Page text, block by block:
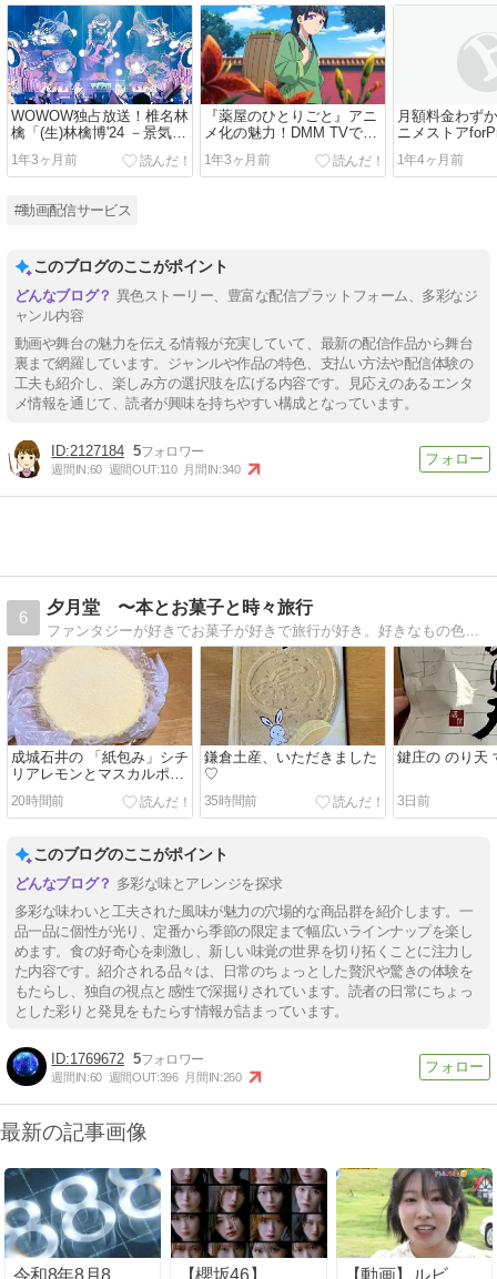
WOWOW独占放送！椎名林
檎「(生)林檎博'24 －景気の
回復－」の魅力とは？
1年3ヶ月前
『薬屋のひとりごと』アニ
メ化の魅力！DMM TVで楽
しむ毒と薬のミステリー
1年3ヶ月前
月額料金わず
ニメストア
与えるアニメ
1年4ヶ月前
#動画配信サービス
このブログのここがポイント
異色ストーリー、豊富な配信プラットフォーム、多彩なジ
ャンル内容
動画や舞台の魅力を伝える情報が充実していて、最新の配信作品から舞台
裏まで網羅しています。ジャンルや作品の特色、支払い方法や配信体験の
工夫も紹介し、楽しみ方の選択肢を広げる内容です。見応えのあるエンタ
メ情報を通じて、読者が興味を持ちやすい構成となっています。
2127184 5
週間IN:60 週間OUT:110 月間IN:340
6
夕月堂 〜本とお菓子と時々旅行
ファンタジーが好きでお菓子が好きで旅行が好き。好きなもの色々、気の向くままに綴っています。
成城石井の 「紙包み」シチ
リアレモンとマスカルポー
ネのベイクドチーズケーキ
20時間前
鎌倉土産、いただきました
♡
35時間前
鍵庄の のり天
3日前
このブログのここがポイント
多彩な味とアレンジを探求
多彩な味わいと工夫された風味が魅力の穴場的な商品群を紹介します。一
品一品に個性が光り、定番から季節の限定まで幅広いラインナップを楽し
めます。食の好奇心を刺激し、新しい味覚の世界を切り拓くことに注力し
た内容です。紹介される品々は、日常のちょっとした贅沢や驚きの体験を
もたらし、独自の視点と感性で深掘りされています。読者の日常にちょっ
とした彩りと発見をもたらす情報が詰まっています。
1769672 5
週間IN:60 週間OUT:396 月間IN:260
最新の記事画像
令和8年8月8 【櫻坂46】 【動画】ルビ